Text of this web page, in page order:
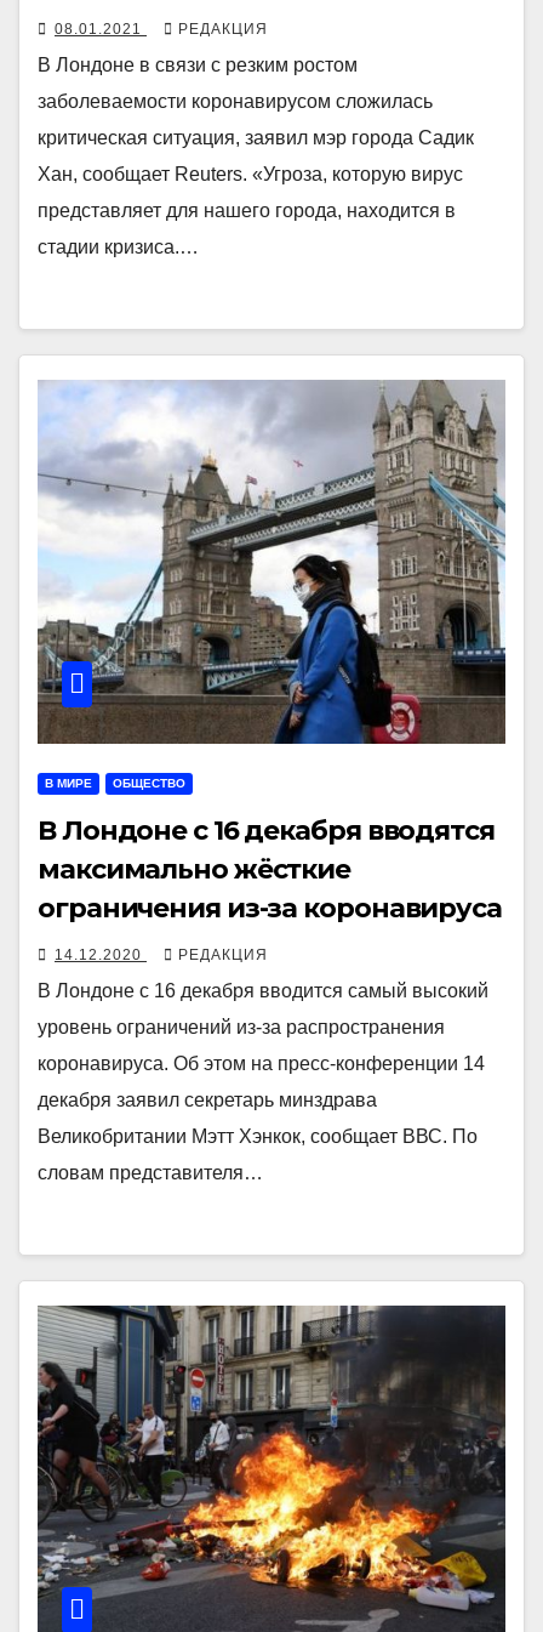
08.01.2021 РЕДАКЦИЯ
В Лондоне в связи с резким ростом
заболеваемости коронавирусом сложилась
критическая ситуация, заявил мэр города Садик
Хан, сообщает Reuters. «Угроза, которую вирус
представляет для нашего города, находится в
стадии кризиса.…
В МИРЕ ОБЩЕСТВО
В Лондоне с 16 декабря вводятся
максимально жёсткие
ограничения из-за коронавируса
14.12.2020 РЕДАКЦИЯ
В Лондоне с 16 декабря вводится самый высокий
уровень ограничений из-за распространения
коронавируса. Об этом на пресс-конференции 14
декабря заявил секретарь минздрава
Великобритании Мэтт Хэнкок, сообщает ВВС. По
словам представителя…